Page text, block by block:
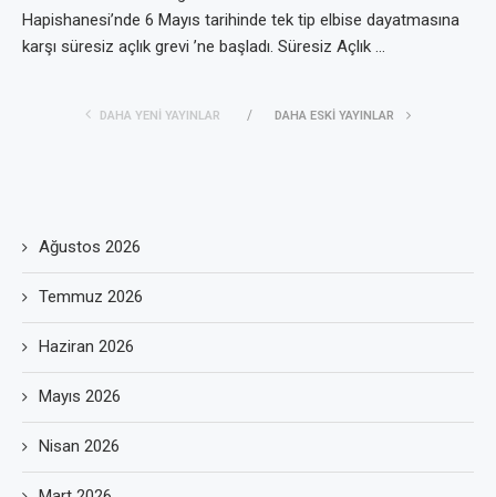
Hapishanesi’nde 6 Mayıs tarihinde tek tip elbise dayatmasına
karşı süresiz açlık grevi ’ne başladı. Süresiz Açlık …
DAHA YENI YAYINLAR DAHA ESKI YAYINLAR
Ağustos 2026
Temmuz 2026
Haziran 2026
Mayıs 2026
Nisan 2026